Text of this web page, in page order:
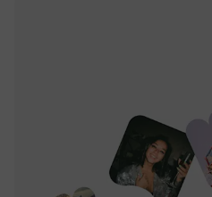
Domande e Sondaggi